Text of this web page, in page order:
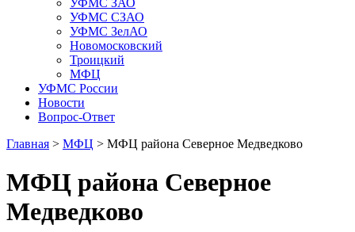
УФМС ЗАО
УФМС СЗАО
УФМС ЗелАО
Новомосковский
Троицкий
МФЦ
УФМС России
Новости
Вопрос-Ответ
Главная > МФЦ > МФЦ района Северное Медведково
МФЦ района Северное
Медведково